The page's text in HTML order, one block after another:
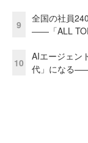
9
全国の社員
――「ALL
10
AIエージェン
代」になる